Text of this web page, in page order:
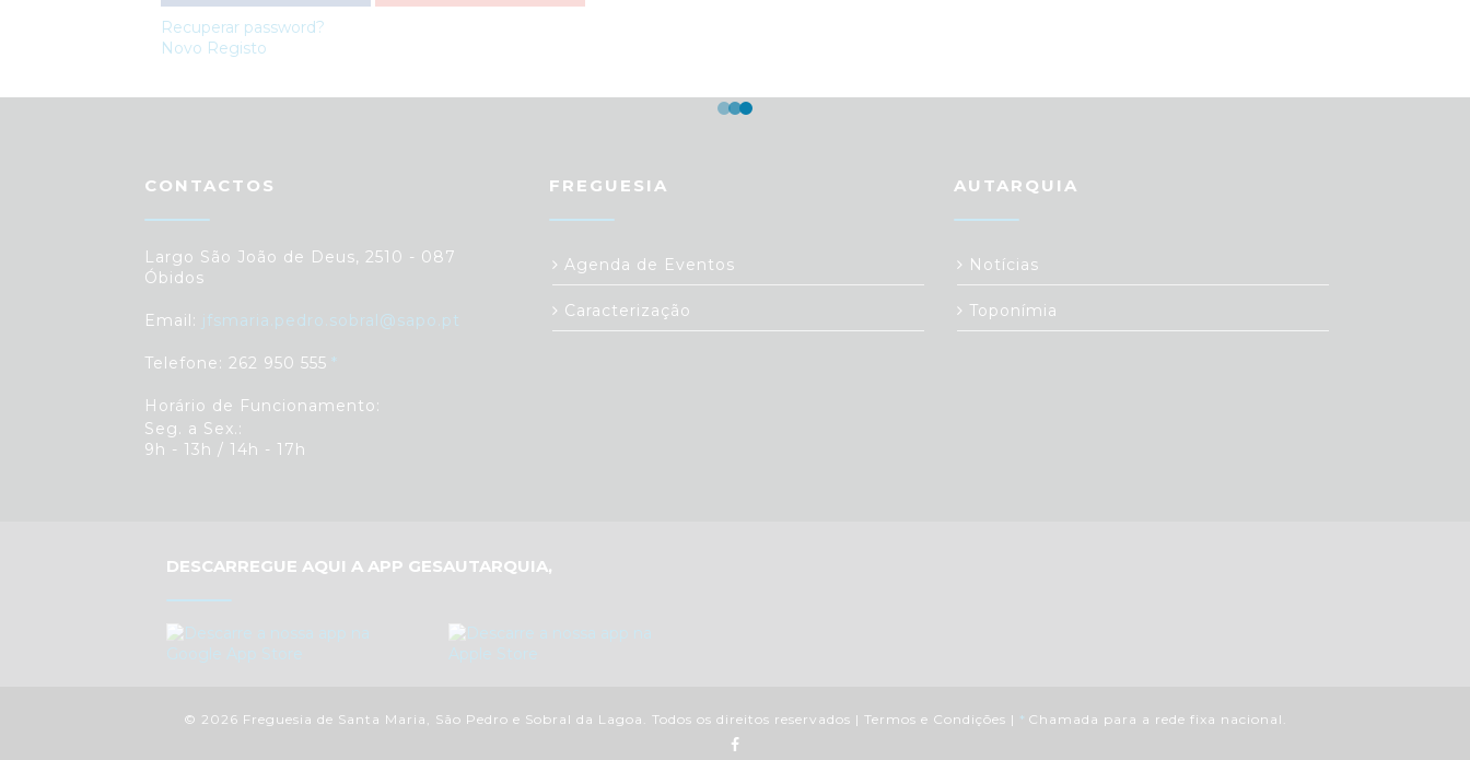
Recuperar password?
Novo Registo
CONTACTOS
Largo São João de Deus, 2510 - 087
Óbidos
Email: jfsmaria.pedro.sobral@sapo.pt
Telefone: 262 950 555
Horário de Funcionamento:
Seg. a Sex.:
9h - 13h / 14h - 17h
FREGUESIA
Agenda de Eventos
Caracterização
AUTARQUIA
Notícias
Toponímia
DESCARREGUE AQUI A APP GESAUTARQUIA,
© 2026 Freguesia de Santa Maria, São Pedro e Sobral da Lagoa. Todos os direitos reservados | Termos e Condições | * Chamada para a rede fixa nacional.